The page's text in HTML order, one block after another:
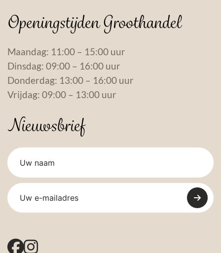
Openingstijden Groothandel
Maandag: 11:00 – 15:00 uur
Dinsdag: 09:00 – 16:00 uur
Donderdag: 13:00 – 16:00 uur
Vrijdag: 09:00 – 13:00 uur
Nieuwsbrief